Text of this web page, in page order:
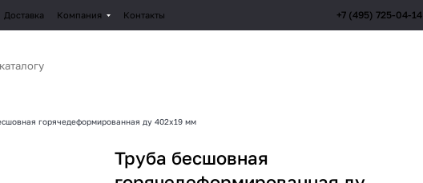
Доставка Компания Контакты +7 (495) 725-04-14
горячедеформированная ду 402х19 мм
Труба бесшовная